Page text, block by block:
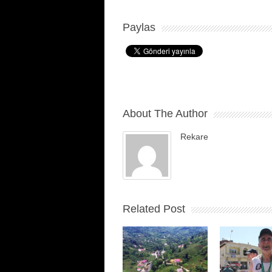
Paylas
About The Author
Rekare
Related Post